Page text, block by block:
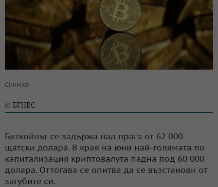
Снимка:
© БГНЕС
Биткойнът се задържа над прага от 62 000
щатски долара. В края на юни най-голямата по
капитализация криптовалута падна под 60 000
долара. Оттогава се опитва да се възстанови от
загубите си.